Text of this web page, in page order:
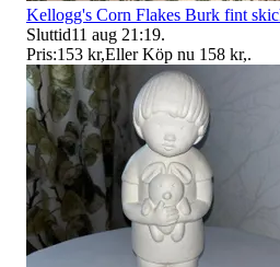
Kellogg's Corn Flakes Burk fint
Sluttid11 aug 21:19.
Pris:153 kr,Eller Köp nu 158 kr,.